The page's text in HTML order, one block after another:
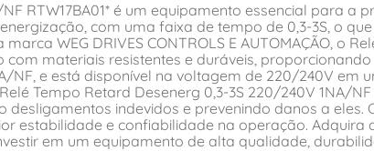
RTW17BA01* é um equipamento essencial para
com uma faixa de tempo de 0,3-3S, o
WEG DRIVES CONTROLS E AUTOMAÇÃO, o
materiais resistentes e duráveis,
NF, e está disponível na voltagem de 220/240V em
Tempo Retard Desenerg 0,3-3S 220/240V 1NA/
indevidos e prevenindo danos a
estabilidade e confiabilidade na operação. Adquira
em um equipamento de alta qualidade,